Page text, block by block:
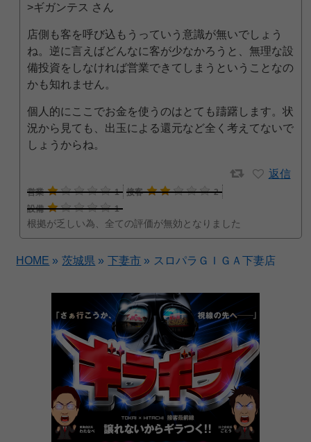
>ギガンテス さん
店側も客を呼び込もうっていう意識が無いでしょう
ね。逆に言えばどんなに客が少なかろうと、無理な設
備投資をしなければ営業できてしまうということなの
かも知れません。
個人的にここでお金を使うのはとても躊躇します。状
況から見ても、出玉による還元など全く考えてないで
しょうからね。
返信
営業 1 接客
2
設備
1
根拠が乏しい為、全ての評価が無効となりました
HOME » 茨城県 » 下妻市 » スロパラＧＩＧＡ下妻店